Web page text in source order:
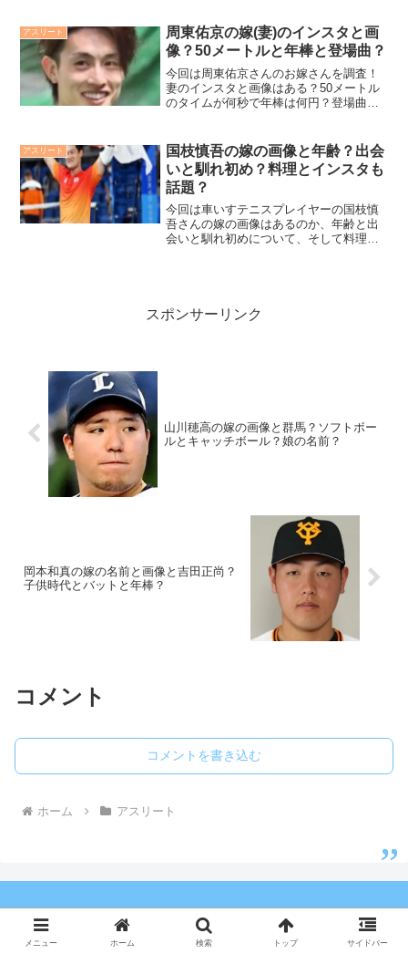
アスリート
周東佑京の嫁(妻)のインスタと画
像？50メートルと年棒と登場曲？
今回は周東佑京さんのお嫁さんを調査！
妻のインスタと画像はある？50メートル
のタイムが何秒で年棒は何円？登場曲と
アスリート
国枝慎吾の嫁の画像と年齢？出会
いと馴れ初め？料理とインスタも
話題？
今回は車いすテニスプレイヤーの国枝慎
吾さんの嫁の画像はあるのか、年齢と出
会いと馴れ初めについて、そして料理と
スポンサーリンク
山川穂高の嫁の画像と群馬？ソフトボー
ルとキャッチボール？娘の名前？
岡本和真の嫁の名前と画像と吉田正尚？
子供時代とバットと年棒？
コメント
コメントを書き込む
ホーム アスリート
芸能人の旦那さんと嫁さん調査隊
メニュー ホーム 検索 トップ サイドバー